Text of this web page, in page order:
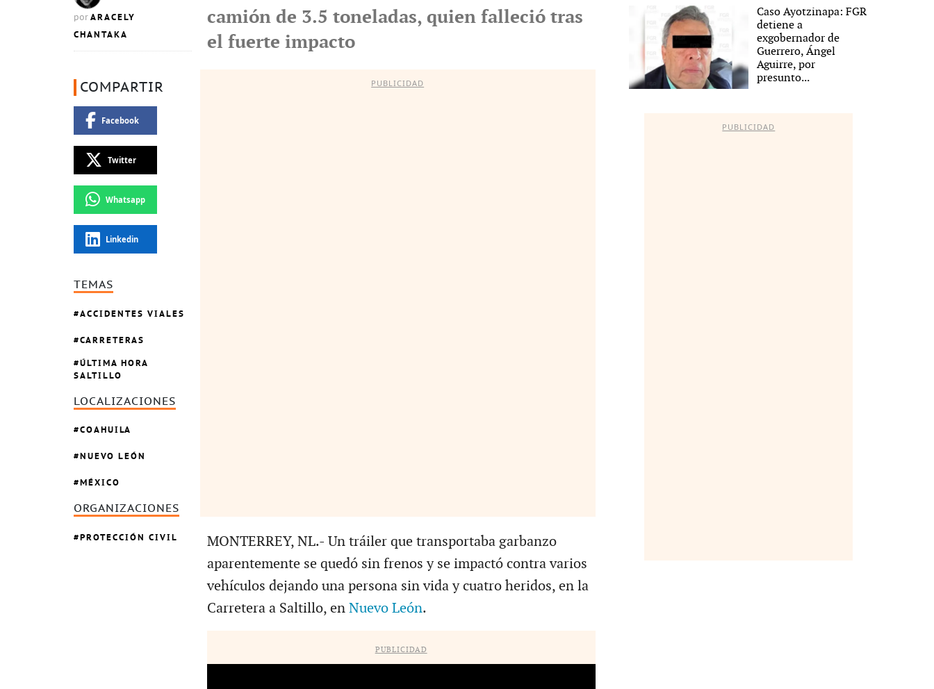
por ARACELY
CHANTAKA
COMPARTIR
Facebook
Twitter
Whatsapp
Linkedin
TEMAS
ACCIDENTES VIALES
CARRETERAS
ÚLTIMA HORA
SALTILLO
LOCALIZACIONES
COAHUILA
NUEVO LEÓN
MÉXICO
ORGANIZACIONES
PROTECCIÓN CIVIL
camión de 3.5 toneladas, quien falleció tras
el fuerte impacto
PUBLICIDAD
MONTERREY, NL.- Un tráiler que transportaba garbanzo
aparentemente se quedó sin frenos y se impactó contra varios
vehículos dejando una persona sin vida y cuatro heridos, en la
Carretera a Saltillo, en Nuevo León.
PUBLICIDAD
Caso Ayotzinapa: FGR
detiene a
exgobernador de
Guerrero, Ángel
Aguirre, por
presunto...
PUBLICIDAD